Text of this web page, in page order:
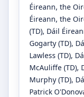
Éireann, the
Éireann, the
(TD), Dáil
Gogarty (TD),
Lawless (TD),
McAuliffe (TD),
Murphy (TD),
Patrick